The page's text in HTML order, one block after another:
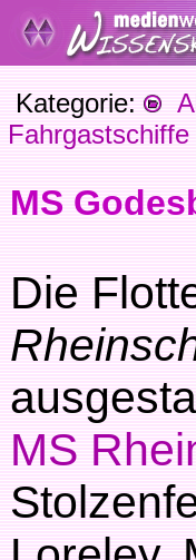
Kategorie:
Fahrgastschiffe
MS
Die
MS